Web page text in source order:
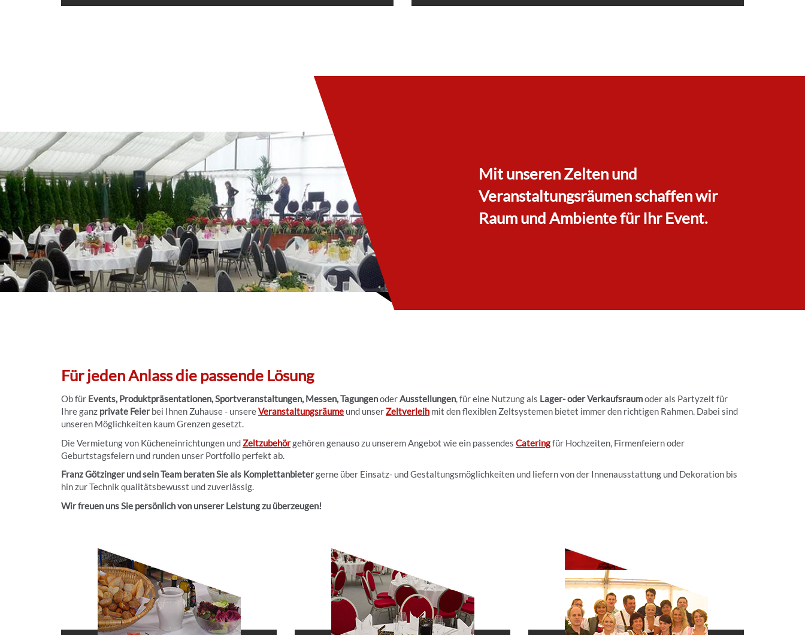
Mit unseren Zelten und
Veranstaltungsräumen schaffen wir
Raum und Ambiente für Ihr Event.
Für jeden Anlass die passende Lösung
Ob für Events, Produktpräsentationen, Sportveranstaltungen, Messen, TagungenoderAusstellungen, für eine Nutzung als Lager- oder Verkaufsraumoder als Partyzelt für
Ihre ganz private Feierbei Ihnen Zuhause - unsereVeranstaltungsräume und unserZeltverleih mit den flexiblen Zeltsystemen bietet immer den richtigen Rahmen. Dabei sind
unseren Möglichkeiten kaum Grenzen gesetzt.
Die Vermietung von Kücheneinrichtungen und Zeltzubehörgehören genauso zu unserem Angebot wie ein passendes Cateringfür Hochzeiten, Firmenfeiern oder
Geburtstagsfeiern und runden unser Portfolio perfekt ab.
Franz Götzinger und sein Team beraten Sie als Komplettanbietergerne über Einsatz- und Gestaltungsmöglichkeiten und liefern von der Innenausstattung und Dekoration bis
hin zur Technik qualitätsbewusst und zuverlässig.
Wir freuen uns Sie persönlich von unserer Leistung zu überzeugen!